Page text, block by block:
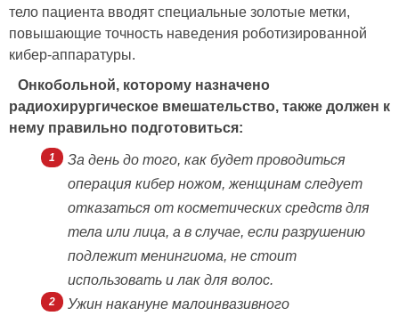
тело пациента вводят специальные золотые метки,
повышающие точность наведения роботизированной
кибер-аппаратуры.
Онкобольной, которому назначено
радиохирургическое вмешательство, также должен к
нему правильно подготовиться:
За день до того, как будет проводиться
операция кибер ножом, женщинам следует
отказаться от косметических средств для
тела или лица, а в случае, если разрушению
подлежит менингиома, не стоит
использовать и лак для волос.
Ужин накануне малоинвазивного